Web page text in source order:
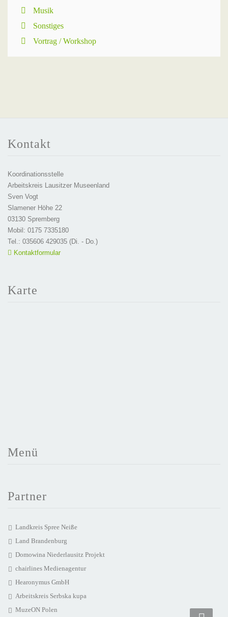
Musik
Sonstiges
Vortrag / Workshop
Kontakt
Koordinationsstelle
Arbeitskreis Lausitzer Museenland
Sven Vogt
Slamener Höhe 22
03130 Spremberg
Mobil: 0175 7335180
Tel.: 035606 429035 (Di. - Do.)
Kontaktformular
Karte
Menü
Partner
Landkreis Spree Neiße
Land Brandenburg
Domowina Niederlausitz Projekt
chairlines Medienagentur
Hearonymus GmbH
Arbeitskreis Serbska kupa
MuzeON Polen